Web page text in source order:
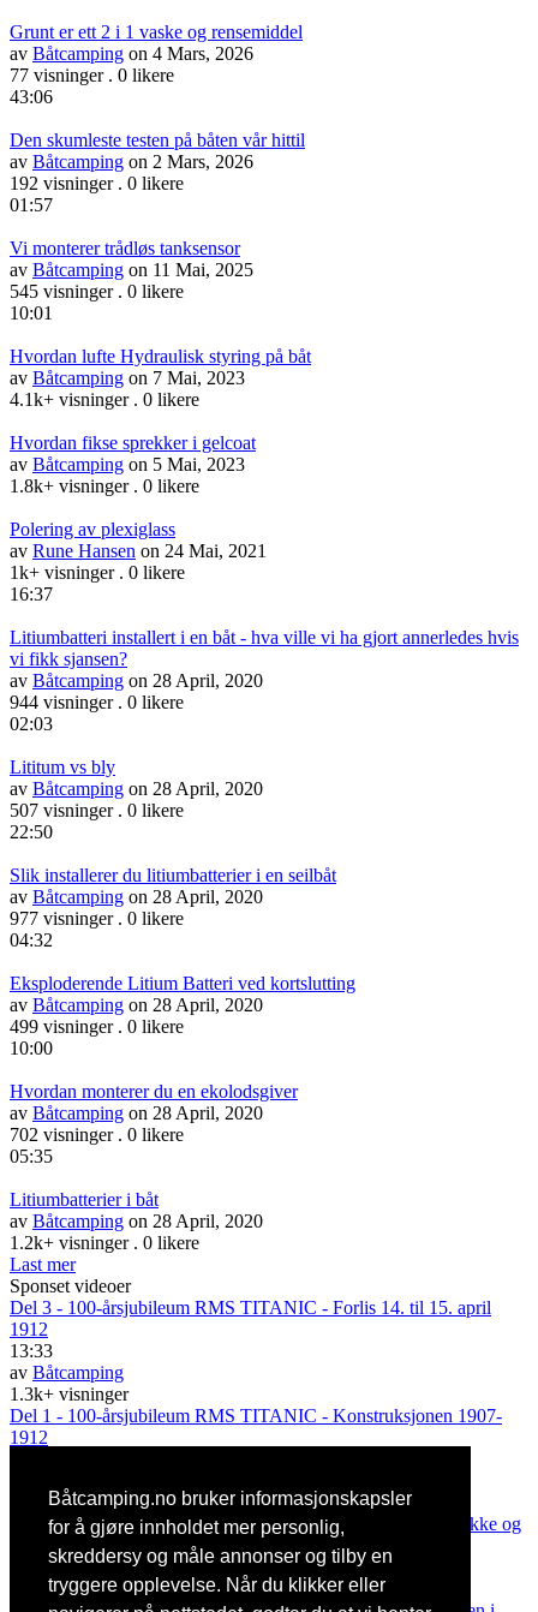
Båtcamping.no bruker informasjonskapsler
for å gjøre innholdet mer personlig,
skreddersy og måle annonser og tilby en
tryggere opplevelse. Når du klikker eller
Grunt er ett 2 i 1 vaske og rensemiddel
av Båtcamping on 4 Mars, 2026
77 visninger . 0 likere
43:06
Den skumleste testen på båten vår hittil
av Båtcamping on 2 Mars, 2026
192 visninger . 0 likere
01:57
Vi monterer trådløs tanksensor
av Båtcamping on 11 Mai, 2025
545 visninger . 0 likere
10:01
Hvordan lufte Hydraulisk styring på båt
av Båtcamping on 7 Mai, 2023
4.1k+ visninger . 0 likere
Hvordan fikse sprekker i gelcoat
av Båtcamping on 5 Mai, 2023
1.8k+ visninger . 0 likere
Polering av plexiglass
av Rune Hansen on 24 Mai, 2021
1k+ visninger . 0 likere
16:37
Litiumbatteri installert i en båt - hva ville vi ha gjort annerledes hvis
vi fikk sjansen?
av Båtcamping on 28 April, 2020
944 visninger . 0 likere
02:03
Lititum vs bly
av Båtcamping on 28 April, 2020
507 visninger . 0 likere
22:50
Slik installerer du litiumbatterier i en seilbåt
av Båtcamping on 28 April, 2020
977 visninger . 0 likere
04:32
Eksploderende Litium Batteri ved kortslutting
av Båtcamping on 28 April, 2020
499 visninger . 0 likere
10:00
Hvordan monterer du en ekolodsgiver
av Båtcamping on 28 April, 2020
702 visninger . 0 likere
05:35
Litiumbatterier i båt
av Båtcamping on 28 April, 2020
1.2k+ visninger . 0 likere
Last mer
Sponset videoer
Del 3 - 100-årsjubileum RMS TITANIC - Forlis 14. til 15. april
1912
13:33
av Båtcamping
1.3k+ visninger
Del 1 - 100-årsjubileum RMS TITANIC - Konstruksjonen 1907-
1912
1.1k+ visninger
Terje Johannessen viser deg enkelt hvordan du kan spleise løkke og
med kause.
Båtcamping
9.8k+ visninger